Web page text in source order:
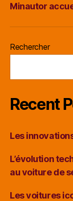
Minautor
Rechercher
Recent
Les
L’évolution
au voiture de
Les voitures